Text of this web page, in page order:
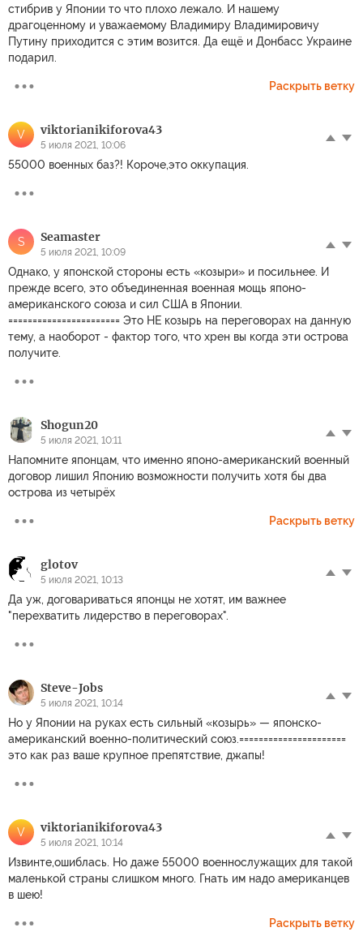
стибрив у Японии то что плохо лежало. И нашему
драгоценному и уважаемому Владимиру Владимировичу
Путину приходится с этим возится. Да ещё и Донбасс Украине
подарил.
Раскрыть ветку
V viktorianikiforova43
5 июля 2021, 10:06
55000 военных баз?! Короче,это оккупация.
S Seamaster
5 июля 2021, 10:09
Однако, у японской стороны есть «козыри» и посильнее. И
прежде всего, это объединенная военная мощь японо-
американского союза и сил США в Японии.
======================= Это НЕ козырь на переговорах на данную
тему, а наоборот - фактор того, что хрен вы когда эти острова
получите.
Shogun20
5 июля 2021, 10:11
Напомните японцам, что именно японо-американский военный
договор лишил Японию возможности получить хотя бы два
острова из четырёх
Раскрыть ветку
glotov
5 июля 2021, 10:13
Да уж, договариваться японцы не хотят, им важнее
"перехватить лидерство в переговорах".
Steve-Jobs
5 июля 2021, 10:14
Но у Японии на руках есть сильный «козырь» — японско-
американский военно-политический союз.======================
это как раз ваше крупное препятствие, джапы!
V viktorianikiforova43
5 июля 2021, 10:14
Извинте,ошиблась. Но даже 55000 военнослужащих для такой
маленькой страны слишком много. Гнать им надо американцев
в шею!
Раскрыть ветку